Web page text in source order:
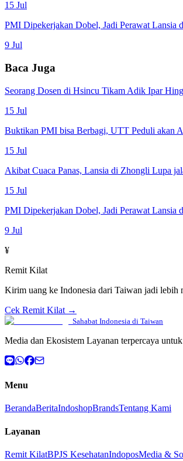
15 Jul
PMI Dipekerjakan Dobel, Jadi Perawat Lansia
9 Jul
Baca Juga
Seorang Dosen di Hsincu Tikam Adik Ipar
15 Jul
Buktikan PMI bisa Berbagi, UTT Peduli akan
15 Jul
Akibat Cuaca Panas, Lansia di Zhongli Lupa
15 Jul
PMI Dipekerjakan Dobel, Jadi Perawat Lansia
9 Jul
¥
Remit Kilat
Kirim uang ke Indonesia dari Taiwan jadi lebih
Cek Remit Kilat →
Sahabat Indonesia di Taiwan
Media dan Ekosistem Layanan terpercaya
Menu
BerandaBeritaIndoshopBrandsTentang Kami
Layanan
Remit KilatBPJS KesehatanIndoposMedia &